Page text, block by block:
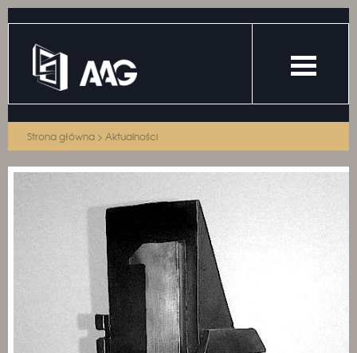
Strona główna > Aktualności